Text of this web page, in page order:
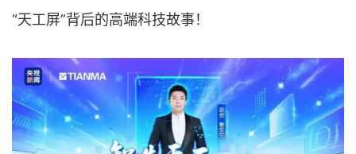
“天工屏”背后的高端科技故事！